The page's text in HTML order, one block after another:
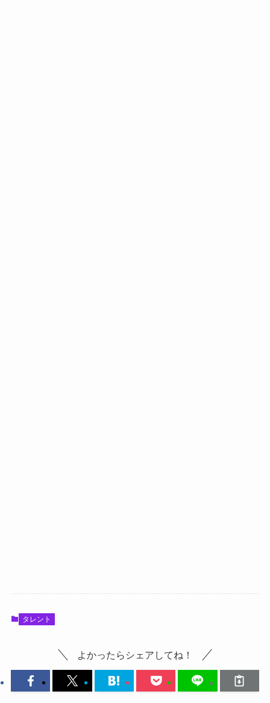
タレント
よかったらシェアしてね！